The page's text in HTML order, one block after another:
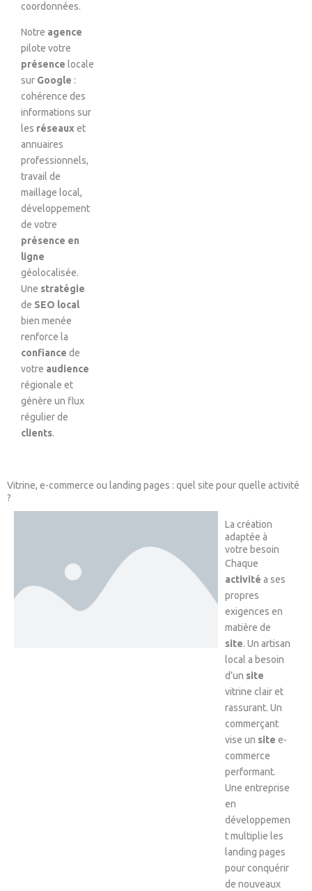
coordonnées.
Notre agence
pilote votre
présence locale
sur Google :
cohérence des
informations sur
les réseauxet
annuaires
professionnels,
travail de
maillage local,
développement
de votre
présence en
ligne
géolocalisée.
Une stratégie
de SEO local
bien menée
renforce la
confiance de
votre audience
régionale et
génère un flux
régulier de
clients.
Vitrine, e-commerce ou landing pages : quel site pour quelle activité
?
La création
adaptée à
votre besoin
Chaque
activité a ses
propres
exigences en
matière de
site. Un artisan
local a besoin
d’un site
vitrine clair et
rassurant. Un
commerçant
vise un site e-
commerce
performant.
Une entreprise
en
développemen
t multiplie les
landing pages
pour conquérir
de nouveaux